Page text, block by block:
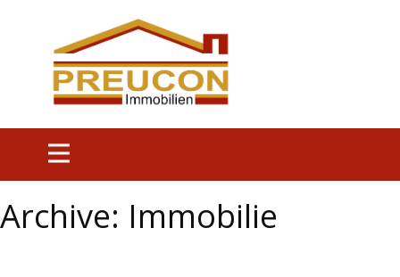
Archive: Immobilie